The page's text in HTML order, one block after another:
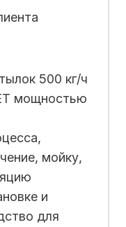
500 кг/ч
мощностью
мойку,
и
для